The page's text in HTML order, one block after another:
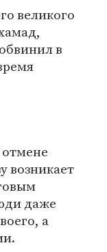
великого
в
возникает
даже
а